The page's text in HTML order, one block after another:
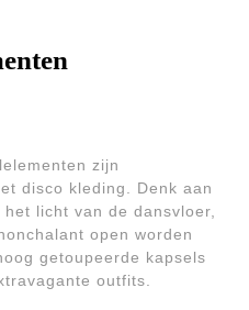
zijn
disco kleding. Denk aan
licht van de dansvloer,
open worden
getoupeerde kapsels
outfits.